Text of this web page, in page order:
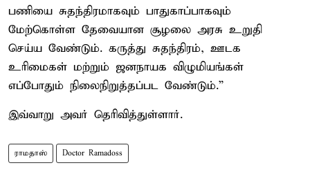
பணியை சுதந்திரமாகவும் பாதுகாப்பாகவும்
மேற்கொள்ள தேவையான சூழலை அரசு உறுதி
செய்ய வேண்டும். கருத்து சுதந்திரம், ஊடக
உரிமைகள் மற்றும் ஜனநாயக விழுமியங்கள்
எப்போதும் நிலைநிறுத்தப்பட வேண்டும்.”
இவ்வாறு அவர் தெரிவித்துள்ளார்.
ராமதாஸ் Doctor Ramadoss